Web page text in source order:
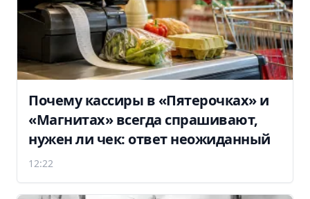
Почему кассиры в «Пятерочках» и
«Магнитах» всегда спрашивают,
нужен ли чек: ответ неожиданный
12:22